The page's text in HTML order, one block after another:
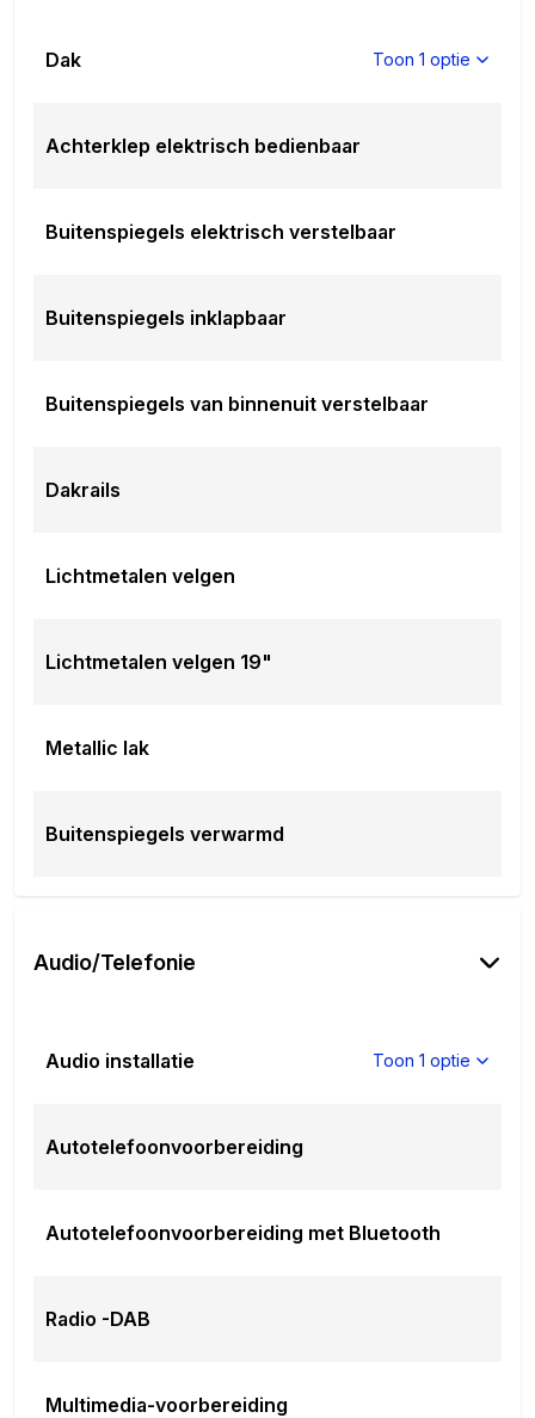
Dak Toon 1 optie
Achterklep elektrisch bedienbaar
Buitenspiegels elektrisch verstelbaar
Buitenspiegels inklapbaar
Buitenspiegels van binnenuit verstelbaar
Dakrails
Lichtmetalen velgen
Lichtmetalen velgen 19"
Metallic lak
Buitenspiegels verwarmd
Audio/Telefonie
Audio installatie Toon 1 optie
Autotelefoonvoorbereiding
Autotelefoonvoorbereiding met Bluetooth
Radio -DAB
Multimedia-voorbereiding